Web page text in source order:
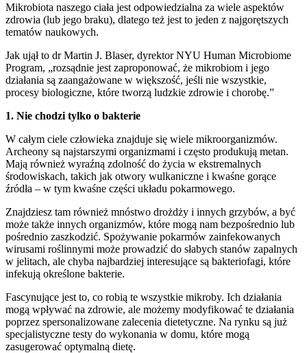
Mikrobiota naszego ciała jest odpowiedzialna za wiele aspektów
zdrowia (lub jego braku), dlatego też jest to jeden z najgorętszych
tematów naukowych.
Jak ujął to dr Martin J. Blaser, dyrektor NYU Human Microbiome
Program, „rozsądnie jest zaproponować, że mikrobiom i jego
działania są zaangażowane w większość, jeśli nie wszystkie,
procesy biologiczne, które tworzą ludzkie zdrowie i chorobę.”
1. Nie chodzi tylko o bakterie
W całym ciele człowieka znajduje się wiele mikroorganizmów.
Archeony są najstarszymi organizmami i często produkują metan.
Mają również wyraźną zdolność do życia w ekstremalnych
środowiskach, takich jak otwory wulkaniczne i kwaśne gorące
źródła – w tym kwaśne części układu pokarmowego.
Znajdziesz tam również mnóstwo drożdży i innych grzybów, a być
może także innych organizmów, które mogą nam bezpośrednio lub
pośrednio zaszkodzić. Spożywanie pokarmów zainfekowanych
wirusami roślinnymi może prowadzić do słabych stanów zapalnych
w jelitach, ale chyba najbardziej interesujące są bakteriofagi, które
infekują określone bakterie.
Fascynujące jest to, co robią te wszystkie mikroby. Ich działania
mogą wpływać na zdrowie, ale możemy modyfikować te działania
poprzez spersonalizowane zalecenia dietetyczne. Na rynku są już
specjalistyczne testy do wykonania w domu, które mogą
zasugerować optymalną dietę.